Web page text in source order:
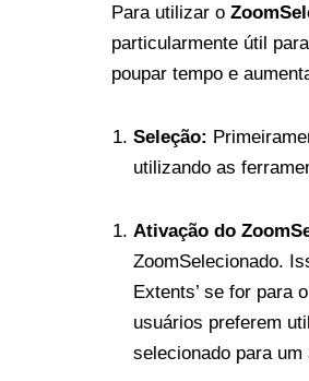
Para utilizar o
particularmente útil
poupar tempo e
Seleção:
utilizando as
Ativação do
ZoomSelecionado.
Extents’ se for para
usuários preferem
selecionado para